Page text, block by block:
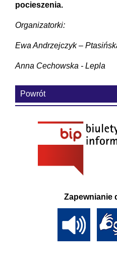
pocieszenia.
Organizatorki:
Ewa Andrzejczyk –
Anna Cechowska - Lepla
Powrót
Zapewnianie